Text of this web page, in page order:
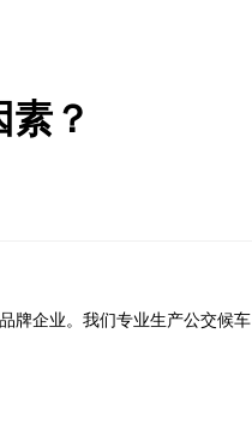
？
牌企业。我们专业生产公交候车